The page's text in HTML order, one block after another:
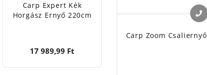
Carp Expert Kék
Horgász Ernyő 220cm
17 989,99 Ft
Carp Zoom Csaliernyő